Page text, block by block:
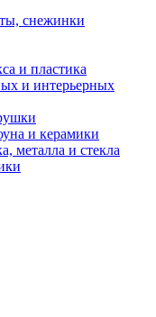
снежинки
и пластика
и интерьерных
и керамики
металла и стекла